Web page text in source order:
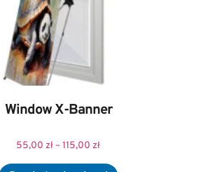
Window X-Banner
55,00 zł–115,00 zł